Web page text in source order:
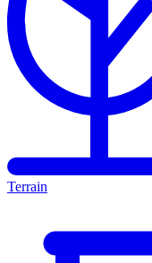
Terrain